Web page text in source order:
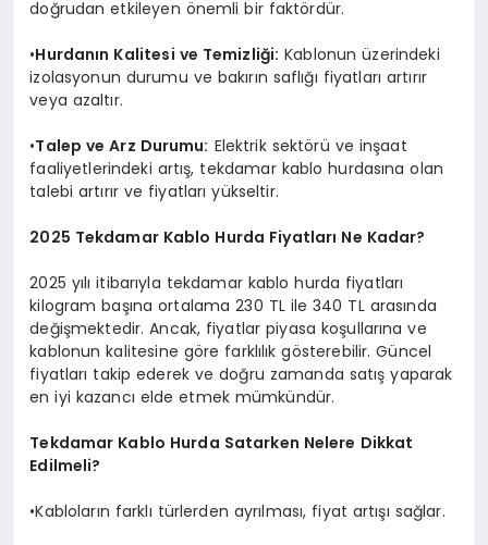
doğrudan etkileyen önemli bir faktördür.
•Hurdanın Kalitesi ve Temizliği: Kablonun üzerindeki
izolasyonun durumu ve bakırın saflığı fiyatları artırır
veya azaltır.
•Talep ve Arz Durumu: Elektrik sektörü ve inşaat
faaliyetlerindeki artış, tekdamar kablo hurdasına olan
talebi artırır ve fiyatları yükseltir.
2025 Tekdamar Kablo Hurda Fiyatları Ne Kadar?
2025 yılı itibarıyla tekdamar kablo hurda fiyatları
kilogram başına ortalama 230 TL ile 340 TL arasında
değişmektedir. Ancak, fiyatlar piyasa koşullarına ve
kablonun kalitesine göre farklılık gösterebilir. Güncel
fiyatları takip ederek ve doğru zamanda satış yaparak
en iyi kazancı elde etmek mümkündür.
Tekdamar Kablo Hurda Satarken Nelere Dikkat
Edilmeli?
•Kabloların farklı türlerden ayrılması, fiyat artışı sağlar.